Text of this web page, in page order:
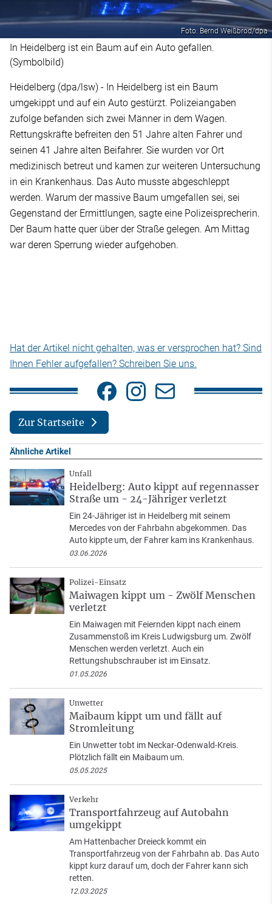
Foto: Bernd Weißbrod/dpa
In Heidelberg ist ein Baum auf ein Auto gefallen.
(Symbolbild)
Heidelberg (dpa/lsw) - In Heidelberg ist ein Baum
umgekippt und auf ein Auto gestürzt. Polizeiangaben
zufolge befanden sich zwei Männer in dem Wagen.
Rettungskräfte befreiten den 51 Jahre alten Fahrer und
seinen 41 Jahre alten Beifahrer. Sie wurden vor Ort
medizinisch betreut und kamen zur weiteren Untersuchung
in ein Krankenhaus. Das Auto musste abgeschleppt
werden. Warum der massive Baum umgefallen sei, sei
Gegenstand der Ermittlungen, sagte eine Polizeisprecherin.
Der Baum hatte quer über der Straße gelegen. Am Mittag
war deren Sperrung wieder aufgehoben.
Hat der Artikel nicht gehalten, was er versprochen hat? Sind
Ihnen Fehler aufgefallen? Schreiben Sie uns.
Zur Startseite
Ähnliche Artikel
Unfall
Heidelberg: Auto kippt auf regennasser
Straße um - 24-Jähriger verletzt
Ein 24-Jähriger ist in Heidelberg mit seinem
Mercedes von der Fahrbahn abgekommen. Das
Auto kippte um, der Fahrer kam ins Krankenhaus.
03.06.2026
Polizei-Einsatz
Maiwagen kippt um - Zwölf Menschen
verletzt
Ein Maiwagen mit Feiernden kippt nach einem
Zusammenstoß im Kreis Ludwigsburg um. Zwölf
Menschen werden verletzt. Auch ein
Rettungshubschrauber ist im Einsatz.
01.05.2026
Unwetter
Maibaum kippt um und fällt auf
Stromleitung
Ein Unwetter tobt im Neckar-Odenwald-Kreis.
Plötzlich fällt ein Maibaum um.
05.05.2025
Verkehr
Transportfahrzeug auf Autobahn
umgekippt
Am Hattenbacher Dreieck kommt ein
Transportfahrzeug von der Fahrbahn ab. Das Auto
kippt kurz darauf um, doch der Fahrer kann sich
retten.
12.03.2025